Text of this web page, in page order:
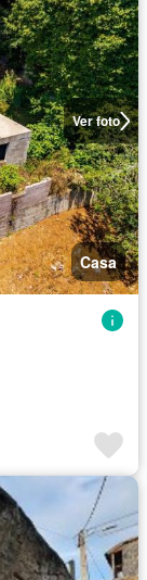
Ver foto
Casa